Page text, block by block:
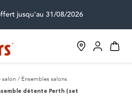
jusqu'au 31/08/2026
salon
Ensembles salons
détente Perth (set